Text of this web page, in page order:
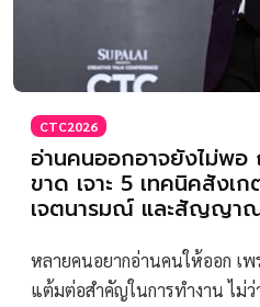
CTC2026
อ่านคนออกอาจยังไม่พอ
ขาด เจาะ 5 เทคนิคสังเ
เจตนารมณ์ และสัญญา
หลายคนอยากอ่านคนให้ออก เพ
แต้มต่อสำคัญในการทำงาน ไม่ว่